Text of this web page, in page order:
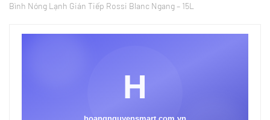
Bình Nóng Lạnh Gián Tiếp Rossi Blanc Ngang – 15L